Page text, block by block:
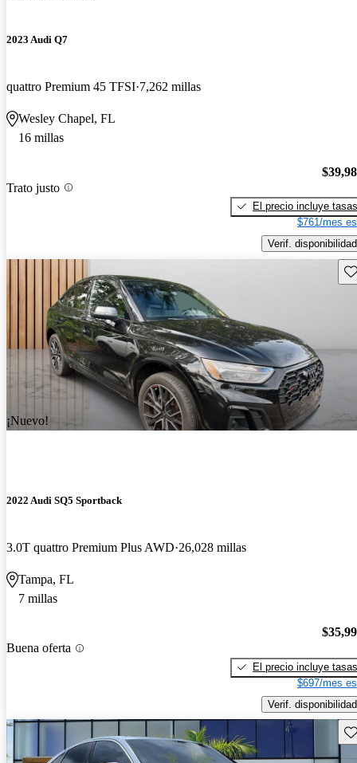
2023 Audi Q7
quattro Premium 45 TFSI 7,262 millas
Wesley Chapel, FL
16 millas
Trato justo
El precio incluye tasas
$761/mes
Verif. disponibilidad
¡Nuevo!
2022 Audi SQ5 Sportback
3.0T quattro Premium Plus AWD 26,028 millas
Tampa, FL
7 millas
Buena oferta
El precio incluye tasas
$697/mes
Verif. disponibilidad